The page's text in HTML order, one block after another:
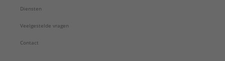
Diensten
Veelgestelde vragen
Contact